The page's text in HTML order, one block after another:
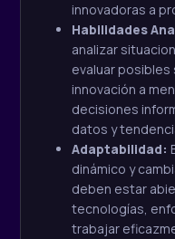
innovadoras a
Habilidades
analizar
evaluar posibles
innovación a
decisiones
datos y
Adaptabilidad:
dinámico y
deben estar
tecnologías,
trabajar